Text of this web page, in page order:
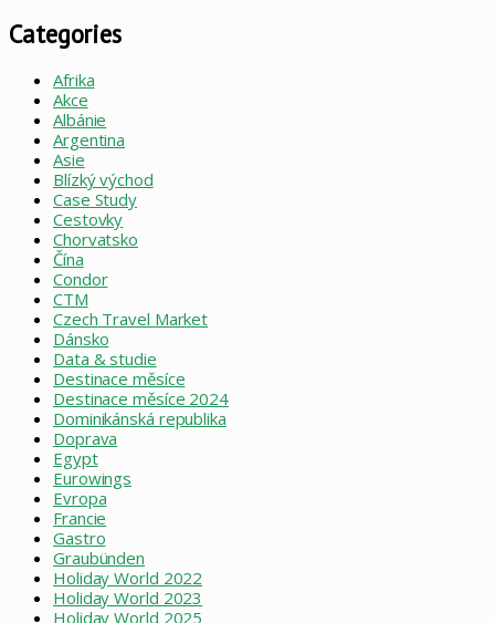
Categories
Afrika
Akce
Albánie
Argentina
Asie
Blízký východ
Case Study
Cestovky
Chorvatsko
Čína
Condor
CTM
Czech Travel Market
Dánsko
Data & studie
Destinace měsíce
Destinace měsíce 2024
Dominikánská republika
Doprava
Egypt
Eurowings
Evropa
Francie
Gastro
Graubünden
Holiday World 2022
Holiday World 2023
Holiday World 2025